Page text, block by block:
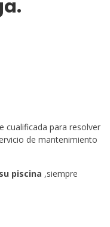
cualificada para resolver
de mantenimiento
piscina ,siempre